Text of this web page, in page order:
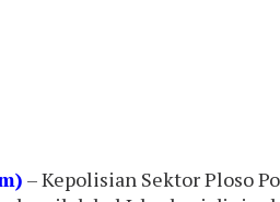
– Kepolisian Sektor Ploso